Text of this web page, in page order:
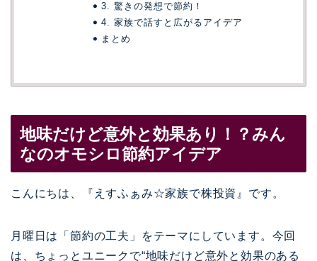
3. 驚きの発想で節約！
4. 家族で話すと広がるアイデア
まとめ
地味だけど意外と効果あり！？みん
なのオモシロ節約アイデア
こんにちは、『えすふぁみ☆家族で株投資』です。
月曜日は「節約の工夫」をテーマにしています。今回
は、ちょっとユニークで“地味だけど意外と効果のある